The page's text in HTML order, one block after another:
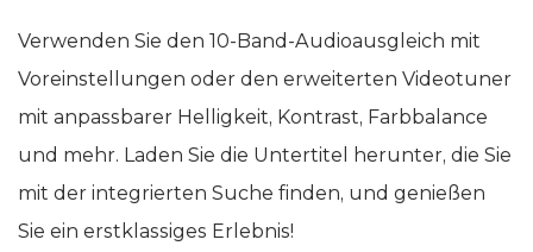
Verwenden Sie den 10-Band-Audioausgleich mit
Voreinstellungen oder den erweiterten Videotuner
mit anpassbarer Helligkeit, Kontrast, Farbbalance
und mehr. Laden Sie die Untertitel herunter, die Sie
mit der integrierten Suche finden, und genießen
Sie ein erstklassiges Erlebnis!